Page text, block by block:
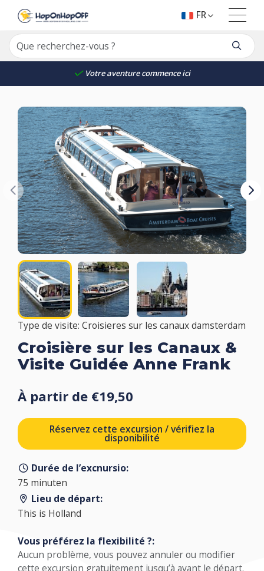
Votre aventure commence ici
FR
Type de visite: Croisieres sur les canaux damsterdam
Croisière sur les Canaux &
Visite Guidée Anne Frank
À partir de €19,50
Réservez cette excursion / vérifiez la
disponibilité
Durée de l’excnursio:
75 minuten
Lieu de départ:
This is Holland
Vous préférez la flexibilité ?:
Aucun problème, vous pouvez annuler ou modifier
cette excursion gratuitement jusqu’à avant le départ.